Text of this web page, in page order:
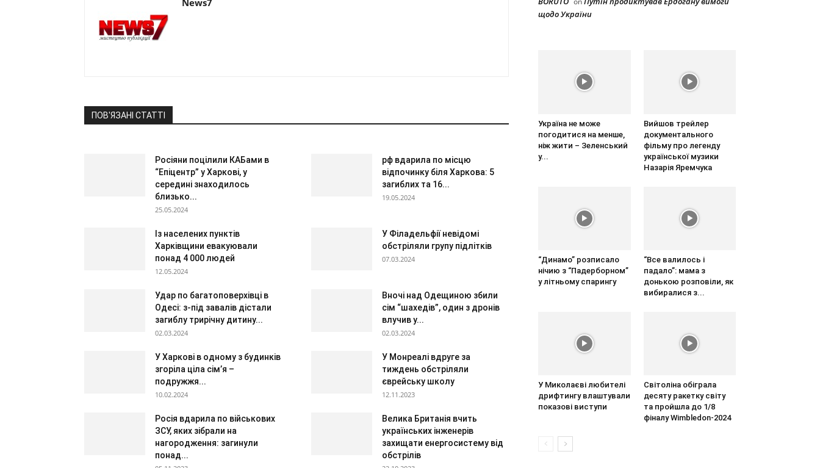
ПОВ'ЯЗАНІ СТАТТІ
Росіяни поцілили КАБами в
“Епіцентр” у Харкові, у
середині знаходилось
близько...
25.05.2024
рф вдарила по місцю
відпочинку біля Харкова: 5
загиблих та 16...
19.05.2024
Із населених пунктів
Харківщини евакуювали
понад 4 000 людей
12.05.2024
У Філадельфії невідомі
обстріляли групу підлітків
07.03.2024
Удар по багатоповерхівці в
Одесі: з-під завалів дістали
загиблу трирічну дитину...
02.03.2024
Вночі над Одещиною збили
сім “шахедів”, один з дронів
влучив у...
02.03.2024
У Харкові в одному з будинків
згоріла ціла сім’я –
подружжя...
10.02.2024
У Монреалі вдруге за
тиждень обстріляли
єврейську школу
12.11.2023
Росія вдарила по військових
ЗСУ, яких зібрали на
нагородження: загинули
понад...
Велика Британія вчить
українських інженерів
захищати енергосистему від
обстрілів
щодо України
Україна не може
погодитися на менше,
ніж жити – Зеленський
у...
Вийшов трейлер
документального
фільму про легенду
української музики
Назарія Яремчука
“Динамо” розписало
нічию з “Падерборном”
у літньому спарингу
“Все валилось і
падало”: мама з
донькою розповіли, як
вибиралися з...
У Миколаєві любителі
дрифтингу влаштували
показові виступи
Світоліна обіграла
десяту ракетку світу
та пройшла до 1/8
фіналу Wimbledon-2024